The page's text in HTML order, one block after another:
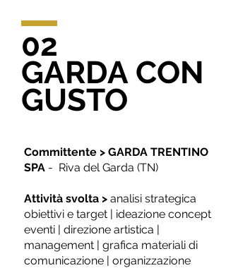
02
GARDA CON
GUSTO
Committente > GARDA TRENTINO
SPA - Riva del Garda (TN)
Attività svolta > analisi strategica
obiettivi e target | ideazione concept
eventi | direzione artistica |
management | grafica materiali di
comunicazione | organizzazione